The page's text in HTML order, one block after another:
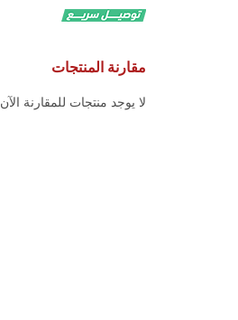
مقارنة المنتجات
لا يوجد منتجات للمقارنة الآن.